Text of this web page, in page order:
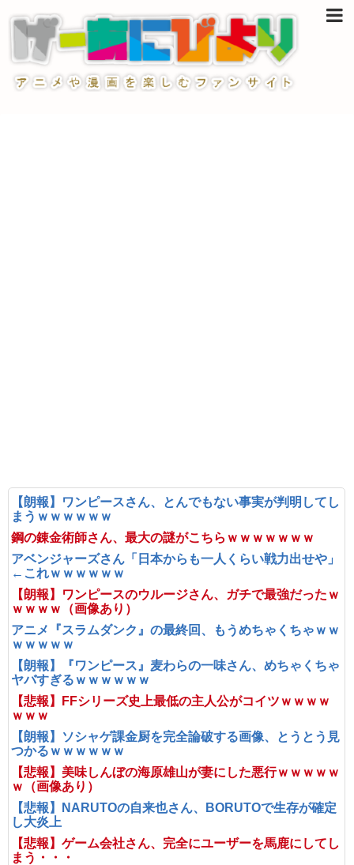
【朗報】ワンピースさん、とんでもない事実が判明してし
まうｗｗｗｗｗｗ
鋼の錬金術師さん、最大の謎がこちらｗｗｗｗｗｗｗ
アベンジャーズさん「日本からも一人くらい戦力出せや」
←これｗｗｗｗｗｗ
【朗報】ワンピースのウルージさん、ガチで最強だったｗ
ｗｗｗｗ（画像あり）
アニメ『スラムダンク』の最終回、もうめちゃくちゃｗｗ
ｗｗｗｗｗ
【朗報】『ワンピース』麦わらの一味さん、めちゃくちゃ
ヤバすぎるｗｗｗｗｗｗ
【悲報】FFシリーズ史上最低の主人公がコイツｗｗｗｗ
ｗｗｗ
【朗報】ソシャゲ課金厨を完全論破する画像、とうとう見
つかるｗｗｗｗｗｗ
【悲報】美味しんぼの海原雄山が妻にした悪行ｗｗｗｗｗ
ｗ（画像あり）
【悲報】NARUTOの自来也さん、BORUTOで生存が確定
し大炎上
【悲報】ゲーム会社さん、完全にユーザーを馬鹿にしてし
まう・・・